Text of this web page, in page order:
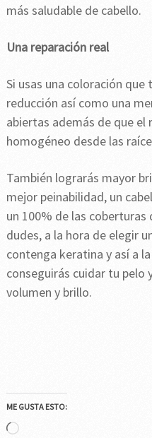
más saludable de cabello.
Una reparación real
Si usas una coloración
reducción así como una
abiertas además de que
homogéneo desde las
También lograrás mayor
mejor peinabilidad, un
un 100% de las coberturas
dudes, a la hora de elegir
contenga keratina y así a
conseguirás cuidar tu pelo
volumen y brillo.
ME GUSTA ESTO:
Cargando...